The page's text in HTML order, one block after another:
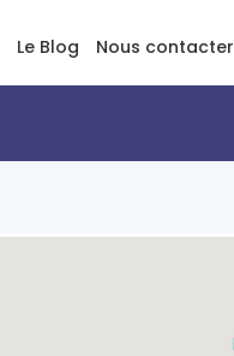
Le Blog Nous contacter